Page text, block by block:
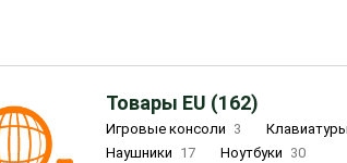
Товары EU (162)
Игровые консоли 3
Наушники 17 Ноутбуки 30